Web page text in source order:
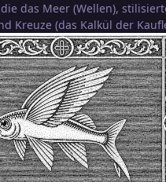
das Meer (Wellen),
Kreuze (das Kalkül der